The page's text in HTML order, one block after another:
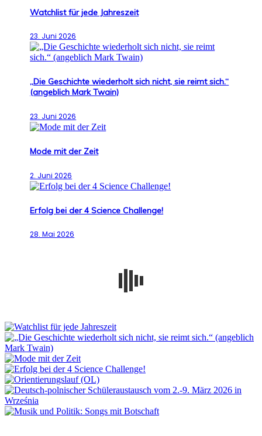
Watchlist für jede Jahreszeit
23. Juni 2026
„Die Geschichte wiederholt sich nicht, sie reimt sich.“
(angeblich Mark Twain)
23. Juni 2026
Mode mit der Zeit
2. Juni 2026
Erfolg bei der 4 Science Challenge!
28. Mai 2026